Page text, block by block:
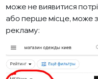
може не виявитися
або перше місце, може
рекламу: